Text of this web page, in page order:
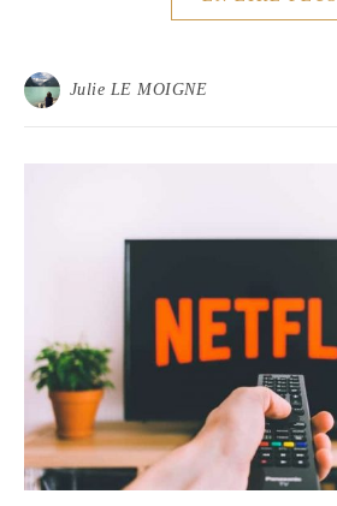
Julie LE MOIGNE